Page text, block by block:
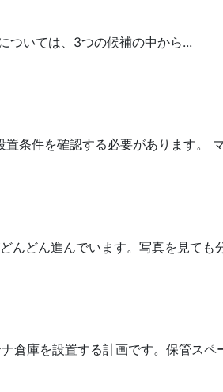
ついては、3つの候補の中から...
条件を確認する必要があります。
んどん進んでいます。写真を見ても
倉庫を設置する計画です。保管スペ